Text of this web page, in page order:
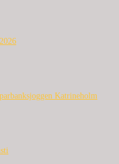
Katrineholm